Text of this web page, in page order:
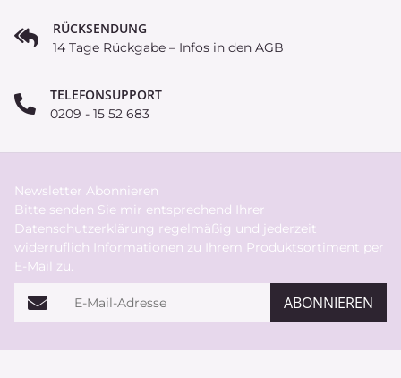
RÜCKSENDUNG
14 Tage Rückgabe – Infos in den AGB
TELEFONSUPPORT
0209 - 15 52 683
Newsletter Abonnieren
Bitte senden Sie mir entsprechend Ihrer
Datenschutzerklärung regelmäßig und jederzeit
widerruflich Informationen zu Ihrem Produktsortiment per
E-Mail zu.
E-Mail-Adresse ABONNIEREN